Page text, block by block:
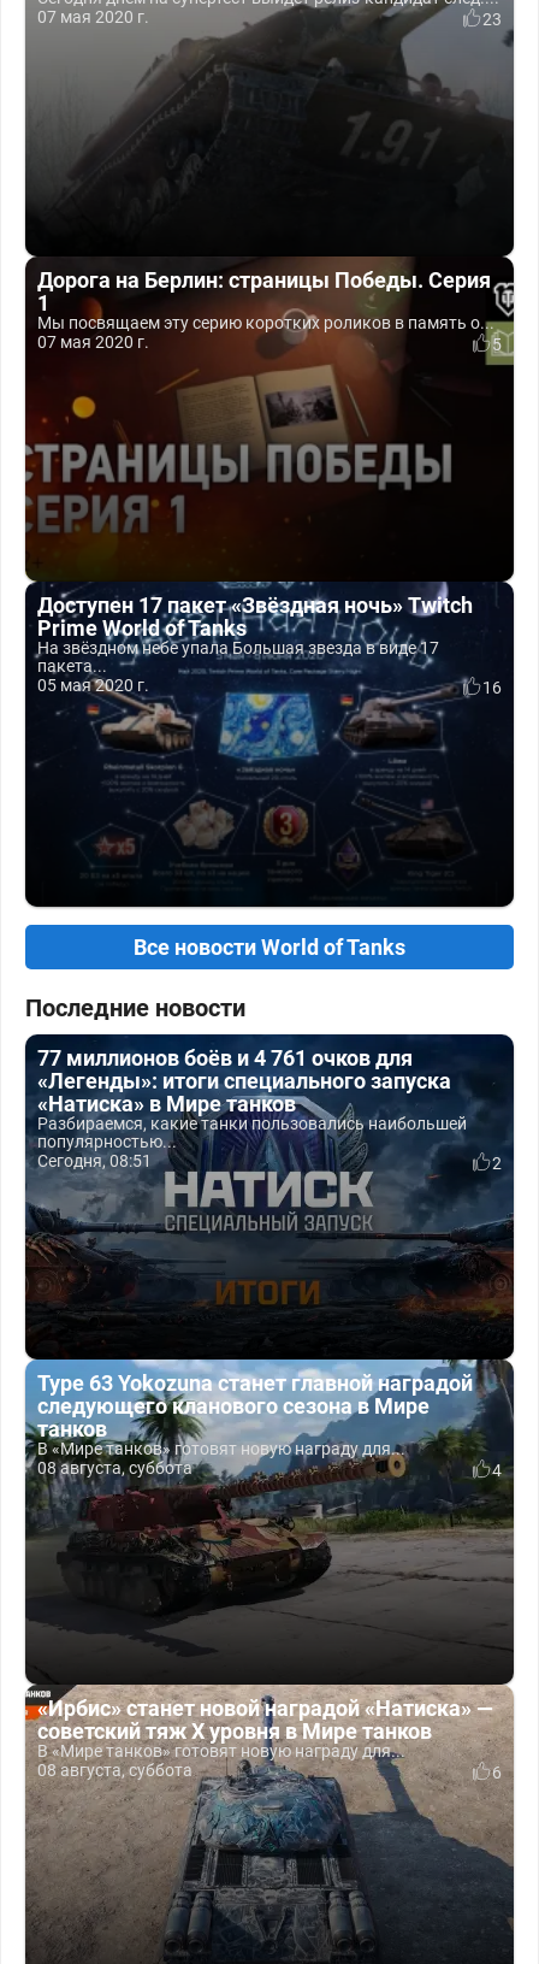
07 мая 2020 г.
23
Дорога на Берлин: страницы Победы. Серия
1
Мы посвящаем эту серию коротких роликов в память о...
07 мая 2020 г.
5
Доступен 17 пакет «Звёздная ночь» Twitch
Prime World of Tanks
На звёздном небе упала Большая звезда в виде 17
пакета...
05 мая 2020 г.
16
Все новости World of Tanks
Последние новости
77 миллионов боёв и 4 761 очков для
«Легенды»: итоги специального запуска
«Натиска» в Мире танков
Разбираемся, какие танки пользовались наибольшей
популярностью...
Сегодня, 08:51
2
Type 63 Yokozuna станет главной наградой
следующего кланового сезона в Мире
танков
В «Мире танков» готовят новую награду для...
08 августа, суббота
4
«Ирбис» станет новой наградой «Натиска» —
советский тяж X уровня в Мире танков
В «Мире танков» готовят новую награду для...
08 августа, суббота
6